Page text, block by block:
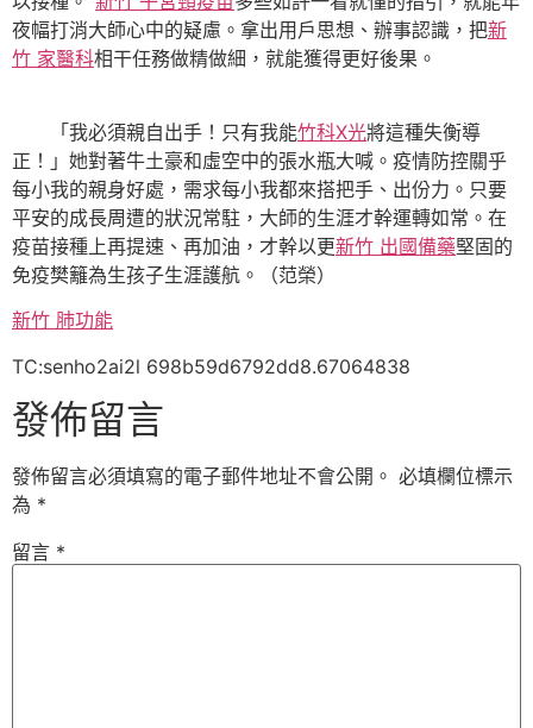
夜幅打消大師心中的疑慮。拿出用戶思想、辦事認識，把新
竹 家醫科相干任務做精做細，就能獲得更好後果。
「我必須親自出手！只有我能竹科X光將這種失衡導
正！」她對著牛土豪和虛空中的張水瓶大喊。疫情防控關乎
每小我的親身好處，需求每小我都來搭把手、出份力。只要
平安的成長周遭的狀況常駐，大師的生涯才幹運轉如常。在
疫苗接種上再提速、再加油，才幹以更新竹 出國備藥堅固的
免疫樊籬為生孩子生涯護航。（范榮）
新竹 肺功能
TC:senho2ai2l 698b59d6792dd8.67064838
發佈留言
發佈留言必須填寫的電子郵件地址不會公開。 必填欄位標示
為 *
留言 *